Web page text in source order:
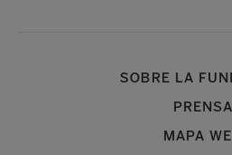
SOBRE LA
PRENSA
MAPA